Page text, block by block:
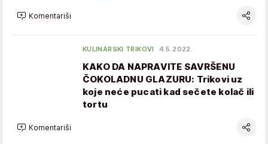
Komentariši
KULINARSKI TRIKOVI 4.5.2022.
KAKO DA NAPRAVITE SAVRŠENU
ČOKOLADNU GLAZURU: Trikovi uz
koje neće pucati kad sečete kolač ili
tortu
Komentariši